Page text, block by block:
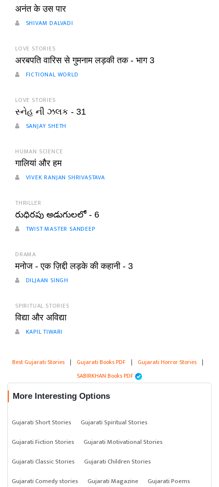
अनंत के उस पार
SHIVAM DALVADI
LOVE STORIES
अरबपति वारिस से गुमनाम लड़की तक - भाग 3
FICTIONAL WORLD
LOVE STORIES
સ્નેહ ની ઝલક - 31
SANJAY SHETH
HUMAN SCIENCE
गालियां और हम
VIVEK RANJAN SHRIVASTAVA
THRILLER
రుధిరపు అడుగులలో - 6
TWIST MASTER SANDEEP
DRAMA
मनोज - एक ज़िद्दी लड़के की कहानी - 3
DILJAAN SINGH
SPIRITUAL STORIES
विद्या और अविद्या
KAPIL TIWARI
Best Gujarati Stories | Gujarati Books PDF | Gujarati Horror Stories |
SABIRKHAN Books PDF
More Interesting Options
Gujarati Short Stories
Gujarati Spiritual Stories
Gujarati Fiction Stories
Gujarati Motivational Stories
Gujarati Classic Stories
Gujarati Children Stories
Gujarati Comedy stories
Gujarati Magazine
Gujarati Poems